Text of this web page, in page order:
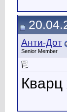
Анти-Дот
Senior Member
Кварц